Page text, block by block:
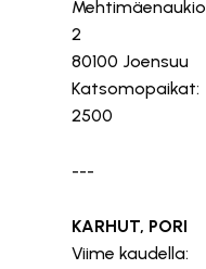
Mehtimäenaukio
2
80100 Joensuu
Katsomopaikat:
2500
---
KARHUT, PORI
Viime kaudella: